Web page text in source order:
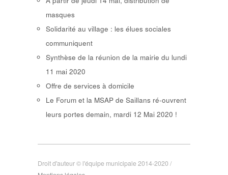
masques
Solidarité au village : les élues sociales
communiquent
Synthèse de la réunion de la mairie du lundi
11 mai 2020
Offre de services à domicile
Le Forum et la MSAP de Saillans ré-ouvrent
leurs portes demain, mardi 12 Mai 2020 !
Droit d'auteur © l'équipe municipale 2014-2020 /